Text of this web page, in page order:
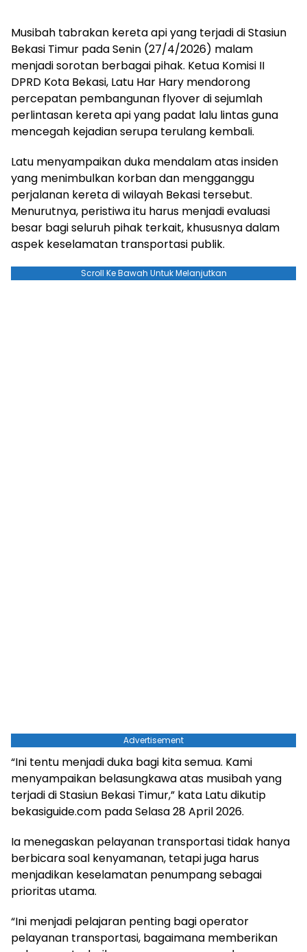
Musibah tabrakan kereta api yang terjadi di Stasiun
Bekasi Timur pada Senin (27/4/2026) malam
menjadi sorotan berbagai pihak. Ketua Komisi II
DPRD Kota Bekasi, Latu Har Hary mendorong
percepatan pembangunan flyover di sejumlah
perlintasan kereta api yang padat lalu lintas guna
mencegah kejadian serupa terulang kembali.
Latu menyampaikan duka mendalam atas insiden
yang menimbulkan korban dan mengganggu
perjalanan kereta di wilayah Bekasi tersebut.
Menurutnya, peristiwa itu harus menjadi evaluasi
besar bagi seluruh pihak terkait, khususnya dalam
aspek keselamatan transportasi publik.
Scroll Ke Bawah Untuk Melanjutkan
Advertisement
“Ini tentu menjadi duka bagi kita semua. Kami
menyampaikan belasungkawa atas musibah yang
terjadi di Stasiun Bekasi Timur,” kata Latu dikutip
bekasiguide.com pada Selasa 28 April 2026.
Ia menegaskan pelayanan transportasi tidak hanya
berbicara soal kenyamanan, tetapi juga harus
menjadikan keselamatan penumpang sebagai
prioritas utama.
“Ini menjadi pelajaran penting bagi operator
pelayanan transportasi, bagaimana memberikan